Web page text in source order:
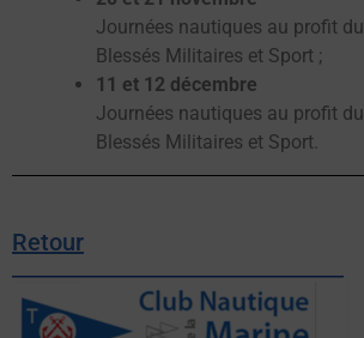
Journées nautiques au profit
Blessés Militaires et Sport ;
11 et 12 décembre
Journées nautiques au profit
Blessés Militaires et Sport.
Retour